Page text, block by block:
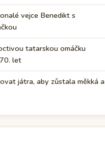
vejce Benedikt s
tatarskou omáčku
let
játra, aby zůstala měkká a